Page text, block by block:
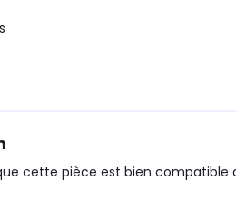
cette pièce est bien compatible